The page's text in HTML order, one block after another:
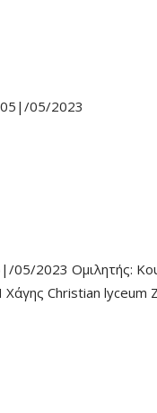
05|/05/2023
2023 Ομιλητής:
Χάγης Christian